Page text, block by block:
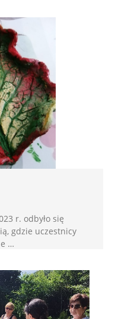
r. odbyło się
gdzie uczestnicy
…